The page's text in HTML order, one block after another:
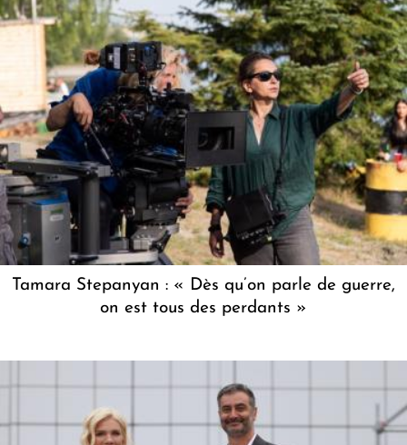
Tamara Stepanyan : « Dès qu’on parle de guerre,
on est tous des perdants »